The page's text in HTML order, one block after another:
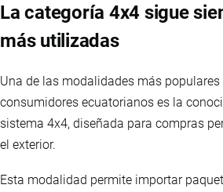
La categoría 4x4 sigue
más utilizadas
Una de las modalidades más populares
consumidores ecuatorianos es la
sistema 4x4, diseñada para compras
el exterior.
Esta modalidad permite importar